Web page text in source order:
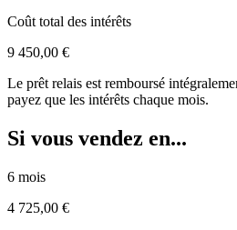
Coût total des intérêts
9 450,00 €
Le prêt relais est remboursé
payez que les intérêts chaque mois.
Si vous vendez en...
6 mois
4 725,00 €